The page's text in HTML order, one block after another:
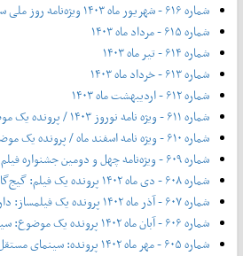
شماره ۶۱۶ - شهریور ماه ۱۴۰۳ ویژه‌نامه روز ملی سینما
شماره ۶۱۵ - مرداد ماه ۱۴۰۳
شماره ۶۱۴ - تیر ماه ۱۴۰۳
شماره ۶۱۳ - خرداد ماه ۱۴۰۳
شماره ۶۱۲ - اردیبهشت ماه ۱۴۰۳
شماره ۶۱۱ - ویژه نامه نوروز ۱۴۰۳ / پرونده یک موضوع: سینما و نفت
شماره ۶۱۰ - ویژه نامه اسفند ماه / پرونده یک موضوع: سینمای فلسطین
شماره ۶۰۹ - ویژه‌نامه چهل و دومین جشنواره فیلم فجر و چهل سالگی فارابی
شماره ۶۰۸ - دی ماه ۱۴۰۲ پرونده یک فیلم: گیج‌گاه
شماره ۶۰۷ - آذر ماه ۱۴۰۲ پرونده یک فیلمساز: داریوش مهرجویی
شماره ۶۰۶ - آبان ماه ۱۴۰۲ پرونده یک موضوع: سینمای کمدی در ایران
شماره ۶۰۵ - مهر ماه ۱۴۰۲ پرونده: سینمای مستقل ایران از نگاه منتقدان فیپرشی